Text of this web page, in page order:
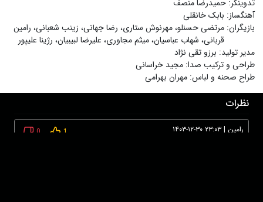
تدوینگر: حمیدرضا منصف
آهنگساز: بابک خانقلی
بازیگران: مرتضی حسنلو، مهرنوش ستاری، رضا جهانی، زینب شعبانی، رامین
قربانی، شهاب عباسیان، میثم مجاوری، علیرضا لبیبیان، رژینا علیپور
مدیر تولید: برزو تقی نژاد
طراحی و ترکیب صدا: مجید خراسانی
طراح صحنه و لباس: مهران بهرامی
نظرات
رامین | ۱۴۰۳-۱۲-۳۰ ۲۳:۰۳ 1
0